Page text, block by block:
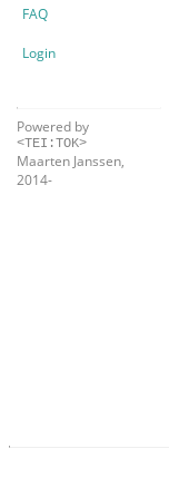
FAQ
Login
Powered by
<TEI:TOK>
Maarten Janssen,
2014-